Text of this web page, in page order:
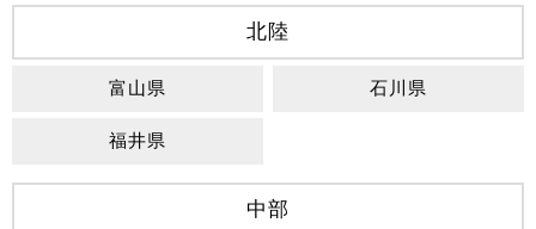
北陸
富山県 石川県
福井県
中部